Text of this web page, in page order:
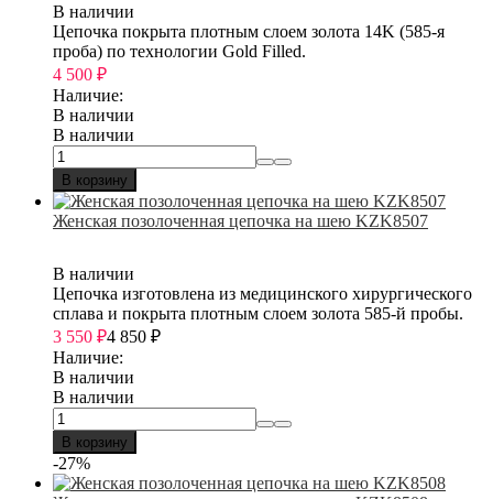
В наличии
Цепочка покрыта плотным слоем золота 14K (585-я
проба) по технологии Gold Filled.
4 500 ₽
Наличие:
В наличии
В наличии
В корзину
Женская позолоченная цепочка на шею KZK8507
В наличии
Цепочка изготовлена из медицинского хирургического
сплава и покрыта плотным слоем золота 585-й пробы.
3 550 ₽4 850 ₽
Наличие:
В наличии
В наличии
В корзину
-27%